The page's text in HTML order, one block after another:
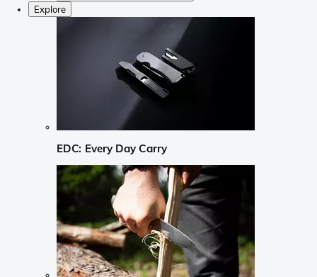
Explore
EDC: Every Day Carry